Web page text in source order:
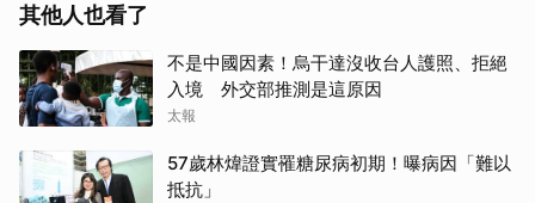
其他人也看了
不是中國因素！烏干達沒收台人護照、拒絕
入境 外交部推測是這原因
太報
57歲林煒證實罹糖尿病初期！曝病因「難以
抵抗」